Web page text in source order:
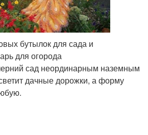
бутылок для сада и
для огорода
сад неординарным наземным
дачные дорожки, а форму